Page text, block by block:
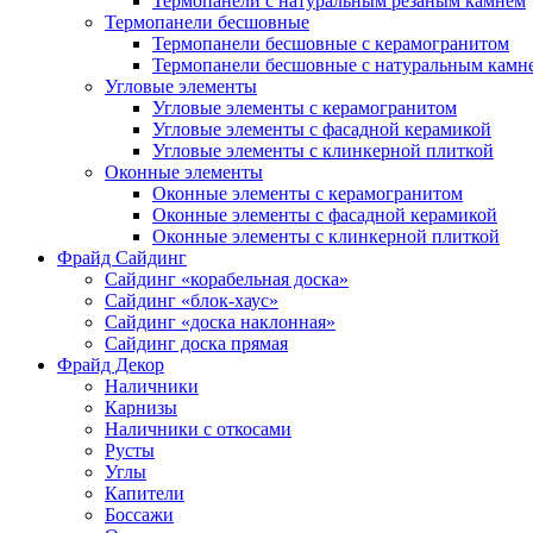
Термопанели бесшовные
Термопанели бесшовные с керамогранитом
Термопанели бесшовные с натуральным
Угловые элементы
Угловые элементы с керамогранитом
Угловые элементы с фасадной керамикой
Угловые элементы с клинкерной плиткой
Оконные элементы
Оконные элементы с керамогранитом
Оконные элементы с фасадной керамикой
Оконные элементы с клинкерной плиткой
Фрайд Сайдинг
Сайдинг «корабельная доска»
Сайдинг «блок-хаус»
Сайдинг «доска наклонная»
Сайдинг доска прямая
Фрайд Декор
Наличники
Карнизы
Наличники с откосами
Русты
Углы
Капители
Боссажи